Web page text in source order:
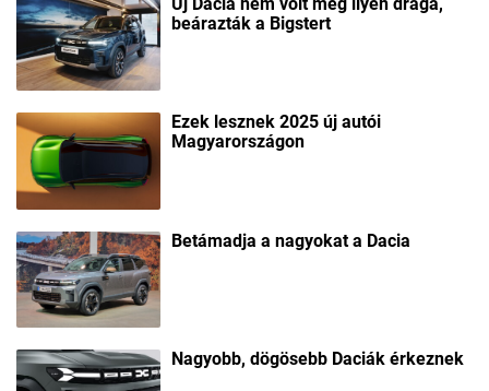
Új Dacia nem volt még ilyen drága,
beárazták a Bigstert
Ezek lesznek 2025 új autói
Magyarországon
Betámadja a nagyokat a Dacia
Nagyobb, dögösebb Daciák érkeznek